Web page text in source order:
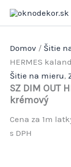
Preskočiť
Domov / Šitie
HERMES
Šitie na mieru,
SZ DIM OUT
krémový
Cena za 1m
s DPH